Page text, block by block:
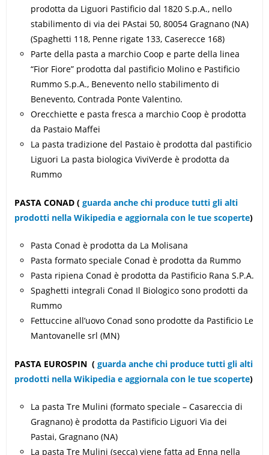
prodotta da Liguori Pastificio dal 1820 S.p.A., nello
stabilimento di via dei PAstai 50, 80054 Gragnano (NA)
(Spaghetti 118, Penne rigate 133, Caserecce 168)
Parte della pasta a marchio Coop e parte della linea
“Fior Fiore” prodotta dal pastificio Molino e Pastificio
Rummo S.p.A., Benevento nello stabilimento di
Benevento, Contrada Ponte Valentino.
Orecchiette e pasta fresca a marchio Coop è prodotta
da Pastaio Maffei
La pasta tradizione del Pastaio è prodotta dal pastificio
Liguori La pasta biologica ViviVerde è prodotta da
Rummo
PASTA CONAD ( guarda anche chi produce tutti gli alti
prodotti nella Wikipedia e aggiornala con le tue scoperte)
Pasta Conad è prodotta da La Molisana
Pasta formato speciale Conad è prodotta da Rummo
Pasta ripiena Conad è prodotta da Pastificio Rana S.P.A.
Spaghetti integrali Conad Il Biologico sono prodotti da
Rummo
Fettuccine all’uovo Conad sono prodotte da Pastificio Le
Mantovanelle srl (MN)
PASTA EUROSPIN ( guarda anche chi produce tutti gli alti
prodotti nella Wikipedia e aggiornala con le tue scoperte)
La pasta Tre Mulini (formato speciale – Casareccia di
Gragnano) è prodotta da Pastificio Liguori Via dei
Pastai, Gragnano (NA)
La pasta Tre Mulini (secca) viene fatta ad Enna nella